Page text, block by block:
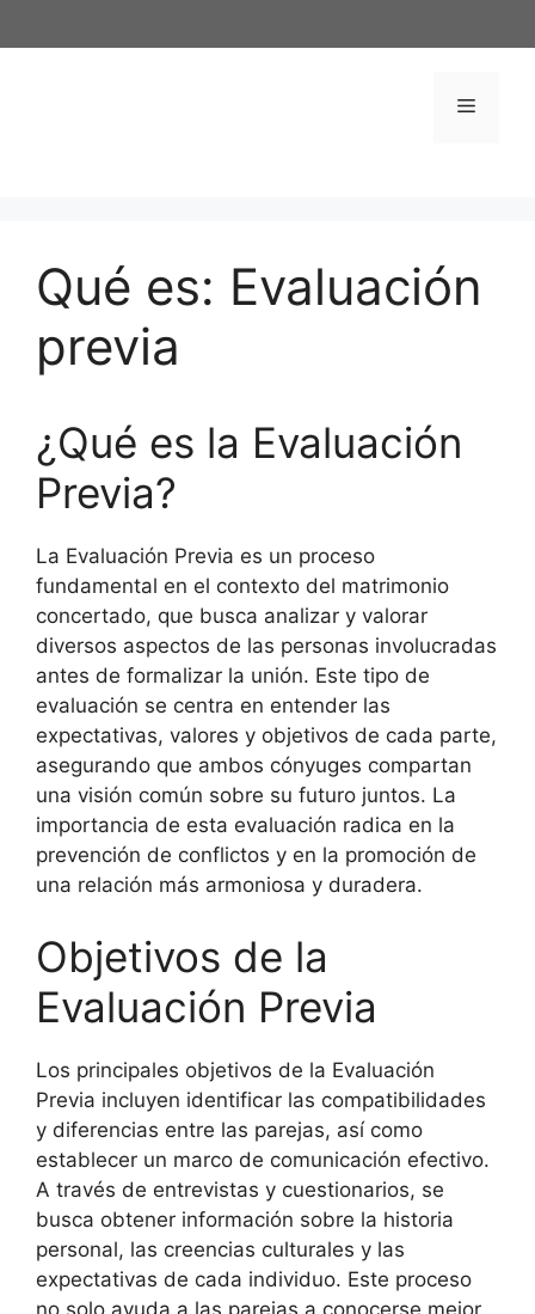
al
Menú
Qué es: Evaluación
previa
¿Qué es la Evaluación
Previa?
La Evaluación Previa es un proceso
fundamental en el contexto del matrimonio
concertado, que busca analizar y valorar
diversos aspectos de las personas involucradas
antes de formalizar la unión. Este tipo de
evaluación se centra en entender las
expectativas, valores y objetivos de cada parte,
asegurando que ambos cónyuges compartan
una visión común sobre su futuro juntos. La
importancia de esta evaluación radica en la
prevención de conflictos y en la promoción de
una relación más armoniosa y duradera.
Objetivos de la
Evaluación Previa
Los principales objetivos de la Evaluación
Previa incluyen identificar las compatibilidades
y diferencias entre las parejas, así como
establecer un marco de comunicación efectivo.
A través de entrevistas y cuestionarios, se
busca obtener información sobre la historia
personal, las creencias culturales y las
expectativas de cada individuo. Este proceso
no solo ayuda a las parejas a conocerse mejor,